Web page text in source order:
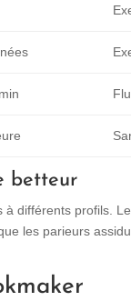
betteur
différents profils.
les parieurs